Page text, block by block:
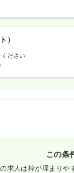
）
ださい
この条
求人は枠が埋まりや